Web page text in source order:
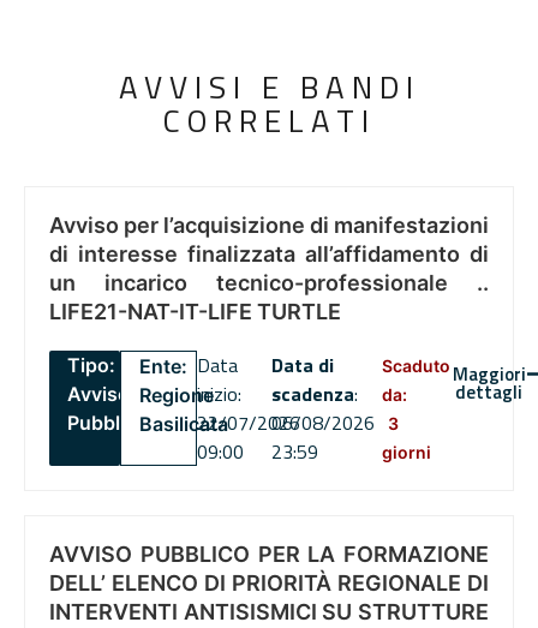
AVVISI E BANDI
CORRELATI
Avviso per l’acquisizione di manifestazioni
di interesse finalizzata all’affidamento di
un incarico tecnico-professionale ..
LIFE21-NAT-IT-LIFE TURTLE
Tipo:
Avviso
Pubblico
Ente:
Regione
Basilicata
Data
inizio:
22/07/2026
09:00
Data di
scadenza:
06/08/2026
23:59
Scaduto
da:
3
giorni
Maggiori
dettagli
AVVISO PUBBLICO PER LA FORMAZIONE
DELL’ ELENCO DI PRIORITÀ REGIONALE DI
INTERVENTI ANTISISMICI SU STRUTTURE